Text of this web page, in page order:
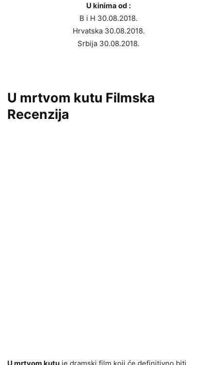
U kinima od :
B i H 30.08.2018.
Hrvatska 30.08.2018.
Srbija 30.08.2018.
U mrtvom kutu Filmska
Recenzija